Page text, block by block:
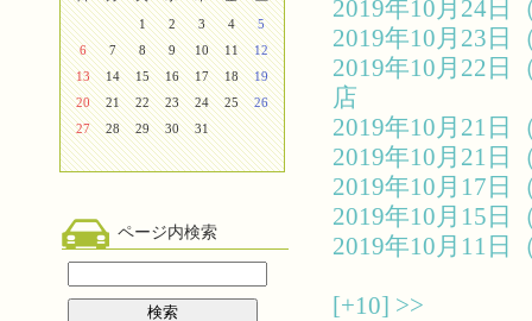
1
2 3 4
5
6
7 8 9 10 11
12
13
14 15 16 17 18
19
20
21 22 23 24 25
26
27
28 29 30 31
ページ内検索
2019年10月24
2019年10月23
2019年10月22
店
2019年10月21
2019年10月21
2019年10月17
2019年10月15
2019年10月11
[+10] >>